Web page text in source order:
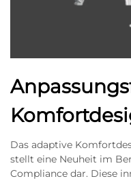
Das adaptive
stellt eine Neuheit im
Compliance dar. Diese